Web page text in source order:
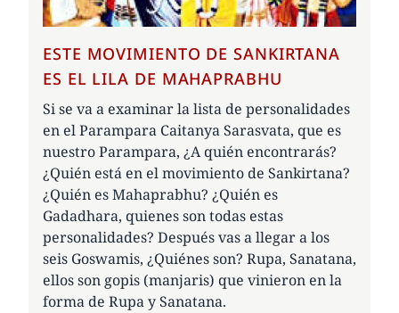
ESTE MOVIMIENTO DE SANKIRTANA
ES EL LILA DE MAHAPRABHU
Si se va a examinar la lista de personalidades
en el Parampara Caitanya Sarasvata, que es
nuestro Parampara, ¿A quién encontrarás?
¿Quién está en el movimiento de Sankirtana?
¿Quién es Mahaprabhu? ¿Quién es
Gadadhara, quienes son todas estas
personalidades? Después vas a llegar a los
seis Goswamis, ¿Quiénes son? Rupa, Sanatana,
ellos son gopis (manjaris) que vinieron en la
forma de Rupa y Sanatana.